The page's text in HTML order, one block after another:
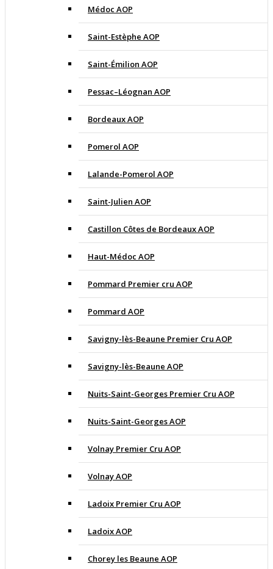
Médoc AOP
Saint-Estèphe AOP
Saint-Émilion AOP
Pessac–Léognan AOP
Bordeaux AOP
Pomerol AOP
Lalande-Pomerol AOP
Saint-Julien AOP
Castillon Côtes de Bordeaux AOP
Haut-Médoc AOP
Pommard Premier cru AOP
Pommard AOP
Savigny-lès-Beaune Premier Cru AOP
Savigny-lès-Beaune AOP
Nuits-Saint-Georges Premier Cru AOP
Nuits-Saint-Georges AOP
Volnay Premier Cru AOP
Volnay AOP
Ladoix Premier Cru AOP
Ladoix AOP
Chorey les Beaune AOP